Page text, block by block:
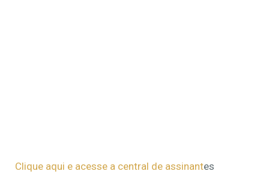
Clique aqui e acesse a central de assinantes